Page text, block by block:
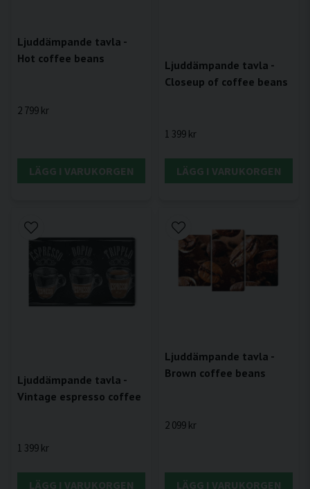
Ljuddämpande tavla -
Hot coffee beans
2 799 kr
LÄGG I VARUKORGEN
Ljuddämpande tavla -
Closeup of coffee beans
1 399 kr
LÄGG I VARUKORGEN
Ljuddämpande tavla -
Vintage espresso coffee
1 399 kr
LÄGG I VARUKORGEN
Ljuddämpande tavla -
Brown coffee beans
2 099 kr
LÄGG I VARUKORGEN